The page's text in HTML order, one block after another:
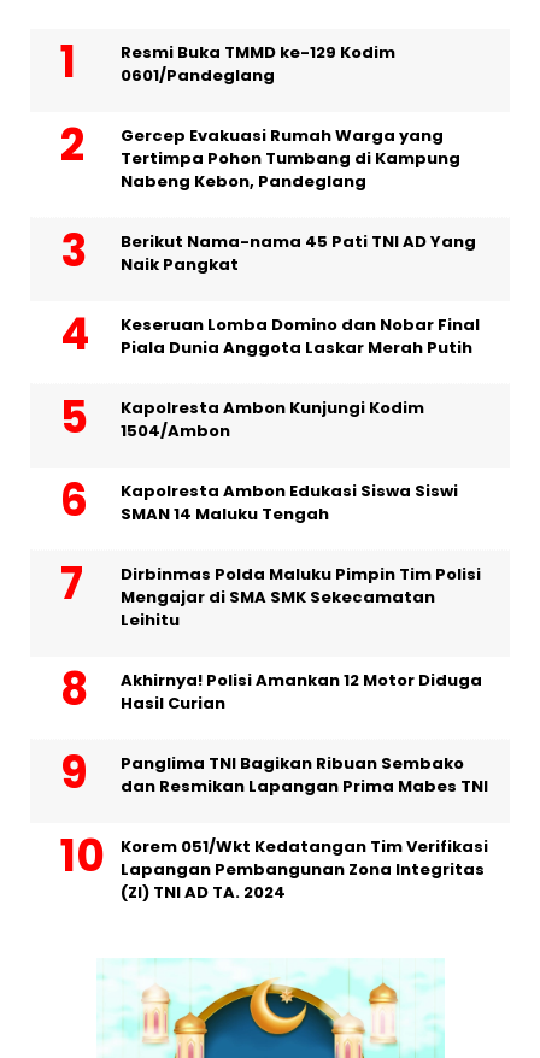
Resmi Buka TMMD ke-129 Kodim
0601/Pandeglang
Gercep Evakuasi Rumah Warga yang
Tertimpa Pohon Tumbang di Kampung
Nabeng Kebon, Pandeglang
Berikut Nama-nama 45 Pati TNI AD Yang
Naik Pangkat
Keseruan Lomba Domino dan Nobar Final
Piala Dunia Anggota Laskar Merah Putih
Kapolresta Ambon Kunjungi Kodim
1504/Ambon
Kapolresta Ambon Edukasi Siswa Siswi
SMAN 14 Maluku Tengah
Dirbinmas Polda Maluku Pimpin Tim Polisi
Mengajar di SMA SMK Sekecamatan
Leihitu
Akhirnya! Polisi Amankan 12 Motor Diduga
Hasil Curian
Panglima TNI Bagikan Ribuan Sembako
dan Resmikan Lapangan Prima Mabes TNI
Korem 051/Wkt Kedatangan Tim Verifikasi
Lapangan Pembangunan Zona Integritas
(ZI) TNI AD TA. 2024